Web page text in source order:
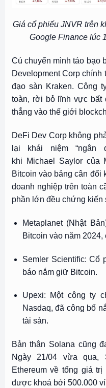
Giá cổ phiếu JNVR trên
Google Finance lúc
Cú chuyển mình táo bạo
Development Corp
đạo sàn Kraken. Công
toàn, rời bỏ lĩnh vực bất
thẳng vào thế giới
DeFi Dev Corp không
lại khái niệm “ngân
khi Michael Saylor của
Bitcoin vào bảng cân đối
doanh nghiệp trên toàn
phần lớn đều chứng kiến
Metaplanet (Nhật
Bitcoin vào năm
Semler Scientific: Cổ
báo nắm giữ Bitcoin.
Upexi: Một công ty
Nasdaq, đã công bố
tài sản.
Bản thân Solana cũng
Ngày 21/04 vừa qua,
Ethereum về tổng giá
được khoá bởi 500.000